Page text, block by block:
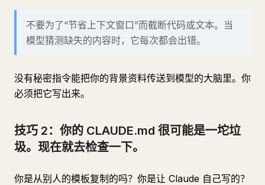
不要为了“节省上下文窗口”而截断代码或文本。当
模型猜测缺失的内容时，它每次都会出错。
没有秘密指令能把你的背景资料传送到模型的大脑里。你
必须把它写出来。
技巧 2：你的 CLAUDE.md 很可能是一坨垃
圾。现在就去检查一下。
你是从别人的模板复制的吗？你是让 Claude 自己写的？